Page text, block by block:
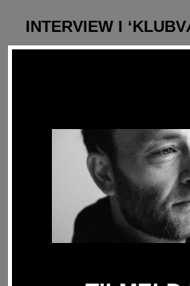
INTERVIEW I
nogle af historierne i Soft
radio-program for unge, og i
temaet: Den første gang.